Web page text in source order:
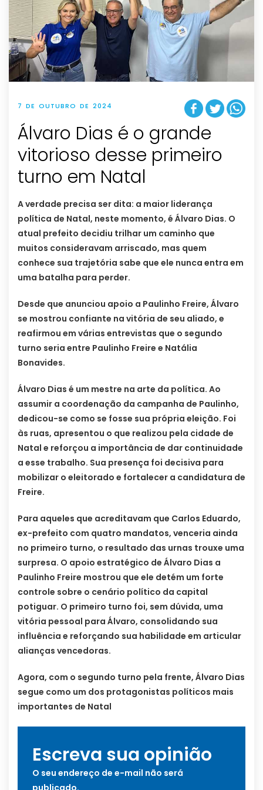
7 DE OUTUBRO DE 2024
Álvaro Dias é o grande
vitorioso desse primeiro
turno em Natal
A verdade precisa ser dita: a maior liderança
política de Natal, neste momento, é Álvaro Dias. O
atual prefeito decidiu trilhar um caminho que
muitos consideravam arriscado, mas quem
conhece sua trajetória sabe que ele nunca entra em
uma batalha para perder.
Desde que anunciou apoio a Paulinho Freire, Álvaro
se mostrou confiante na vitória de seu aliado, e
reafirmou em várias entrevistas que o segundo
turno seria entre Paulinho Freire e Natália
Bonavides.
Álvaro Dias é um mestre na arte da política. Ao
assumir a coordenação da campanha de Paulinho,
dedicou-se como se fosse sua própria eleição. Foi
às ruas, apresentou o que realizou pela cidade de
Natal e reforçou a importância de dar continuidade
a esse trabalho. Sua presença foi decisiva para
mobilizar o eleitorado e fortalecer a candidatura de
Freire.
Para aqueles que acreditavam que Carlos Eduardo,
ex-prefeito com quatro mandatos, venceria ainda
no primeiro turno, o resultado das urnas trouxe uma
surpresa. O apoio estratégico de Álvaro Dias a
Paulinho Freire mostrou que ele detém um forte
controle sobre o cenário político da capital
potiguar. O primeiro turno foi, sem dúvida, uma
vitória pessoal para Álvaro, consolidando sua
influência e reforçando sua habilidade em articular
alianças vencedoras.
Agora, com o segundo turno pela frente, Álvaro Dias
segue como um dos protagonistas políticos mais
importantes de Natal
Escreva sua opinião
O seu endereço de e-mail não será
publicado.